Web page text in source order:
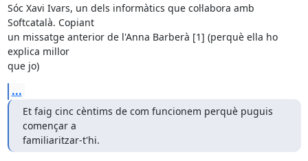
Sóc Xavi Ivars, un dels informàtics que col·labora amb
Softcatalà. Copiant
un missatge anterior de l'Anna Barberà [1] (perquè ella ho
explica millor
que jo)
...
Et faig cinc cèntims de com funcionem perquè puguis
començar a
familiaritzar-t'hi.